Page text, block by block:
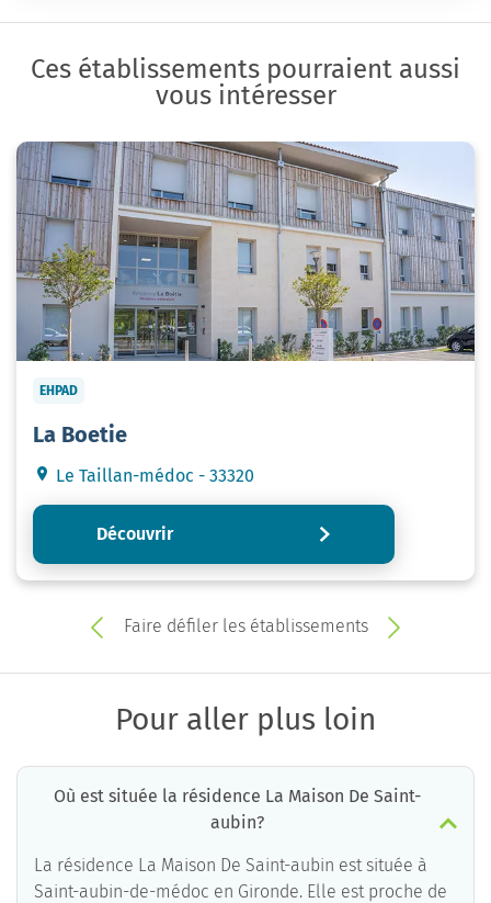
Ces établissements pourraient aussi
vous intéresser
EHPAD
La Boetie
Le Taillan-médoc - 33320
Découvrir
Faire défiler les établissements
Pour aller plus loin
Où est située la résidence La Maison De Saint-
aubin?
La résidence La Maison De Saint-aubin est située à
Saint-aubin-de-médoc en Gironde. Elle est proche de